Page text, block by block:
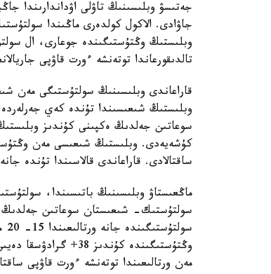
جەتىسۋ وبلىسىنىڭ تاۋلى اۋداندارىندا
وبلىستىڭ وڭتۇستىگىندە جوعارى، ال
تالدىقورعاندا توتەنشە ءورت قاۋپى
قاراعاندى وبلىسىنىڭ سولتۇستىگى مەن
وبلىستىڭ شىعىسىندا تۇندە كەي
كۇشەيەدى. وبلىستىڭ شىعىسى مەن
ساقتالادى. قاراعاندى قالاسىندا تۇندە
ماڭعىستاۋ وبلىسىنىڭ باتىسىندا،
سولتۇستىك- شىعىستان سوعاتىن جەلدىڭ
وڭتۇستىگىندە
مەن ورتالىعىندا توتەنشە ءورت قاۋپى